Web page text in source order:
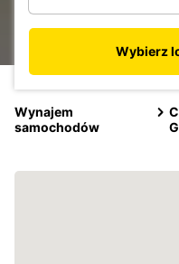
Wybierz
Wynajem
samochodów